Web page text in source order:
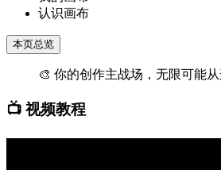
认识画布
本页总览
🎨 你的创作主战场，无限可能
📺 视频教程